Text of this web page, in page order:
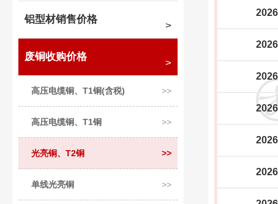
铝型材销售价格
废铜收购价格
高压电缆铜、T1铜(含税)
高压电缆铜、T1铜
光亮铜、T2铜
单线光亮铜